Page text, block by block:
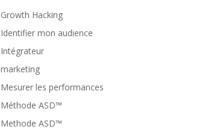
Growth Hacking
Identifier mon audience
Intégrateur
marketing
Mesurer les performances
Méthode ASD™
Methode ASD™